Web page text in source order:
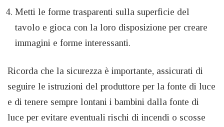
Metti le forme trasparenti sulla superficie del
tavolo e gioca con la loro disposizione per creare
immagini e forme interessanti.
Ricorda che la sicurezza è importante, assicurati di
seguire le istruzioni del produttore per la fonte di luce
e di tenere sempre lontani i bambini dalla fonte di
luce per evitare eventuali rischi di incendi o scosse